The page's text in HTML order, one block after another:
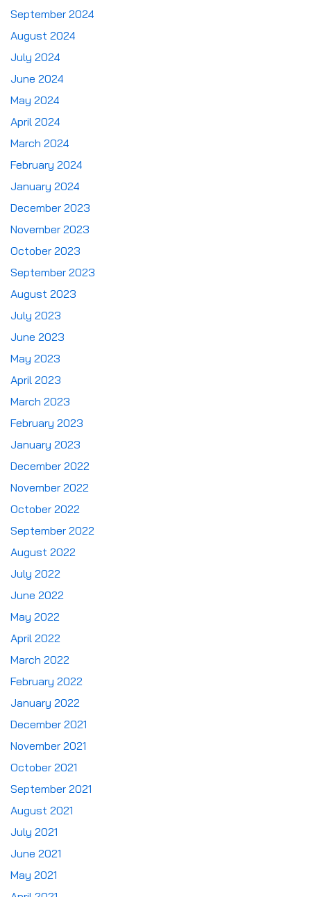
September 2024
August 2024
July 2024
June 2024
May 2024
April 2024
March 2024
February 2024
January 2024
December 2023
November 2023
October 2023
September 2023
August 2023
July 2023
June 2023
May 2023
April 2023
March 2023
February 2023
January 2023
December 2022
November 2022
October 2022
September 2022
August 2022
July 2022
June 2022
May 2022
April 2022
March 2022
February 2022
January 2022
December 2021
November 2021
October 2021
September 2021
August 2021
July 2021
June 2021
May 2021